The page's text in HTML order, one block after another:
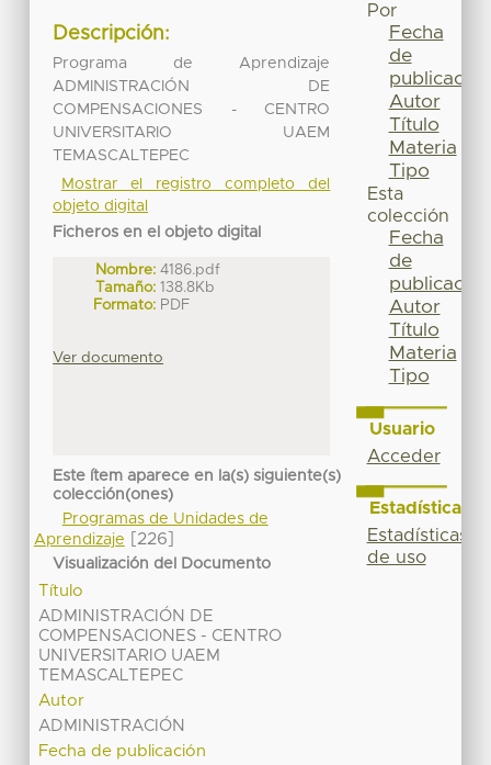
Descripción:
Programa de Aprendizaje
ADMINISTRACIÓN DE
COMPENSACIONES - CENTRO
UNIVERSITARIO UAEM
TEMASCALTEPEC
Mostrar el registro completo del
objeto digital
Ficheros en el objeto digital
Nombre: 4186.pdf
Tamaño: 138.8Kb
Formato: PDF
Ver documento
Este ítem aparece en la(s) siguiente(s)
colección(ones)
Programas de Unidades de
Aprendizaje
[226]
Visualización del Documento
Título
ADMINISTRACIÓN DE
COMPENSACIONES - CENTRO
UNIVERSITARIO UAEM
TEMASCALTEPEC
Autor
ADMINISTRACIÓN
Fecha de publicación
Por
Fecha
de
publicación
Autor
Título
Materia
Tipo
Esta
colección
Fecha
de
publicación
Autor
Título
Materia
Tipo
Usuario
Acceder
Estadísticas
Estadísticas
de uso